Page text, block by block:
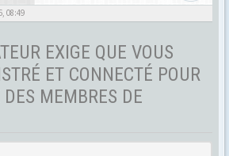
08:49
EXIGE QUE VOUS
ET CONNECTÉ POUR
MEMBRES DE